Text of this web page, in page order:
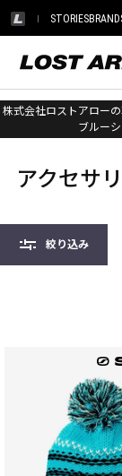
STORIES
株式会社ロストアロー
ブルー
ホーム > アパレル >
アクセサ
絞り込み